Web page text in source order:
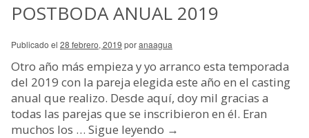
POSTBODA ANUAL 2019
Publicado el 28 febrero, 2019 poranaagua
Otro año más empieza y yo arranco esta temporada
del 2019 con la pareja elegida este año en el casting
anual que realizo. Desde aquí, doy mil gracias a
todas las parejas que se inscribieron en él. Eran
muchos los … Sigue leyendo →